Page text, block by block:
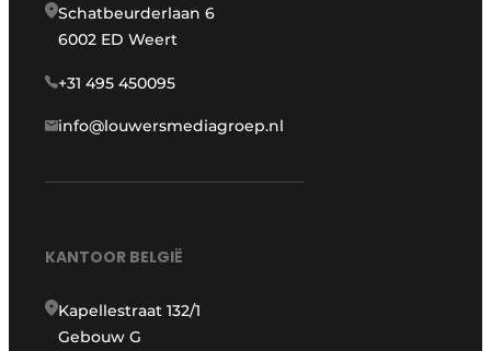
Schatbeurderlaan 6
6002 ED Weert
+31 495 450095
info@louwersmediagroep.nl
KANTOOR BELGIË
Kapellestraat 132/1
Gebouw G